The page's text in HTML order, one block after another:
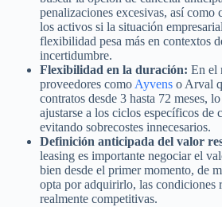
penalizaciones excesivas, así como
los activos si la situación
flexibilidad pesa más en contextos
incertidumbre.
Flexibilidad en la duración: En el
proveedores como Ayvens o Arval
contratos desde 3 hasta 72 meses,
ajustarse a los ciclos específicos de
evitando sobrecostes innecesarios.
Definición anticipada del valor
leasing es importante negociar el
bien desde el primer momento, de
opta por adquirirlo, las condiciones
realmente competitivas.